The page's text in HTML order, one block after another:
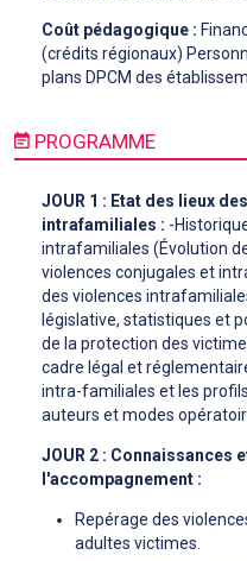
Coût pédagogique :
(crédits régionaux)
plans DPCM des
PROGRAMME
JOUR 1 : Etat des lieux
intrafamiliales : -
intrafamiliales (Évolution
violences conjugales et
des violences
législative, statistiques et
de la protection des
cadre légal et
intra-familiales et les
auteurs et modes
JOUR 2 : Connaissances
l'accompagnement :
Repérage des
adultes victimes.